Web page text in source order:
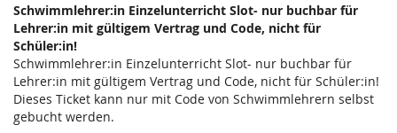
Schwimmlehrer:in Einzelunterricht Slot- nur buchbar für
Lehrer:in mit gültigem Vertrag und Code, nicht für
Schüler:in!
Schwimmlehrer:in Einzelunterricht Slot- nur buchbar für
Lehrer:in mit gültigem Vertrag und Code, nicht für Schüler:in!
Dieses Ticket kann nur mit Code von Schwimmlehrern selbst
gebucht werden.